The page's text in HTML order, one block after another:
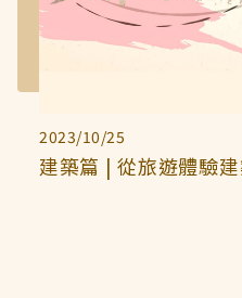
2023/10/25
建築篇 | 從旅遊體驗